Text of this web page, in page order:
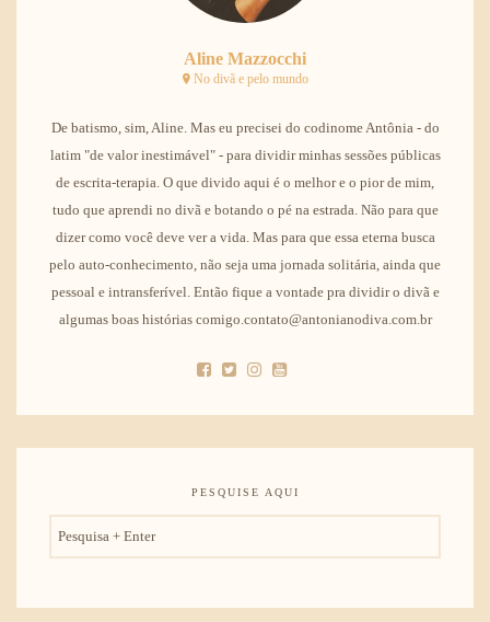
Aline Mazzocchi
No divã e pelo mundo
De batismo, sim, Aline. Mas eu precisei do codinome Antônia - do
latim "de valor inestimável" - para dividir minhas sessões públicas
de escrita-terapia. O que divido aqui é o melhor e o pior de mim,
tudo que aprendi no divã e botando o pé na estrada. Não para que
dizer como você deve ver a vida. Mas para que essa eterna busca
pelo auto-conhecimento, não seja uma jornada solitária, ainda que
pessoal e intransferível. Então fique a vontade pra dividir o divã e
algumas boas histórias comigo.contato@antonianodiva.com.br
PESQUISE AQUI